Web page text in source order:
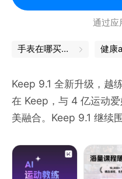
通过应
手表在哪买是正品 健康
Keep 9.1 全新升级，越
在 Keep，与 4 亿运动
美融合。Keep 9.1 继续
的训练节奏与身体变化
陪伴，到吃练睡数据解